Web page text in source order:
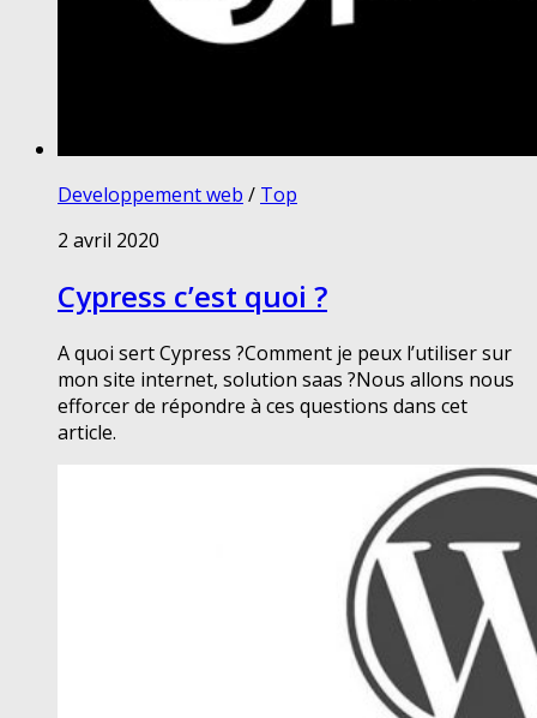
Developpement web / Top
2 avril 2020
Cypress c’est quoi ?
A quoi sert Cypress ?Comment je peux l’utiliser sur
mon site internet, solution saas ?Nous allons nous
efforcer de répondre à ces questions dans cet
article.